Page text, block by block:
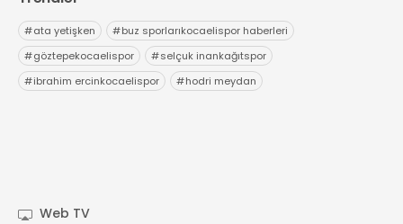
#ata yetişken #buz sporlarıkocaelispor haberleri
#göztepekocaelispor #selçuk inankağıtspor
#ibrahim ercinkocaelispor #hodri meydan
Web TV